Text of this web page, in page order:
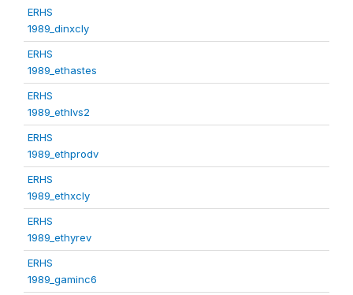
ERHS
1989_dinxcly
ERHS
1989_ethastes
ERHS
1989_ethlvs2
ERHS
1989_ethprodv
ERHS
1989_ethxcly
ERHS
1989_ethyrev
ERHS
1989_gaminc6